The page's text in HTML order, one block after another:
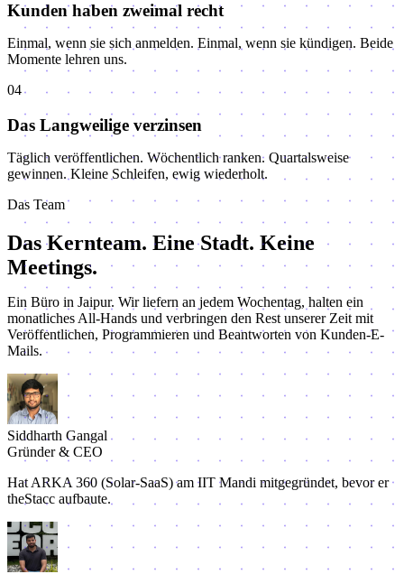
Kunden haben zweimal recht
Einmal, wenn sie sich anmelden. Einmal, wenn sie kündigen. Beide
Momente lehren uns.
04
Das Langweilige verzinsen
Täglich veröffentlichen. Wöchentlich ranken. Quartalsweise
gewinnen. Kleine Schleifen, ewig wiederholt.
Das Team
Das Kernteam. Eine Stadt. Keine
Meetings.
Ein Büro in Jaipur. Wir liefern an jedem Wochentag, halten ein
monatliches All-Hands und verbringen den Rest unserer Zeit mit
Veröffentlichen, Programmieren und Beantworten von Kunden-E-
Mails.
Siddharth Gangal
Gründer & CEO
Hat ARKA 360 (Solar-SaaS) am IIT Mandi mitgegründet, bevor er
theStacc aufbaute.